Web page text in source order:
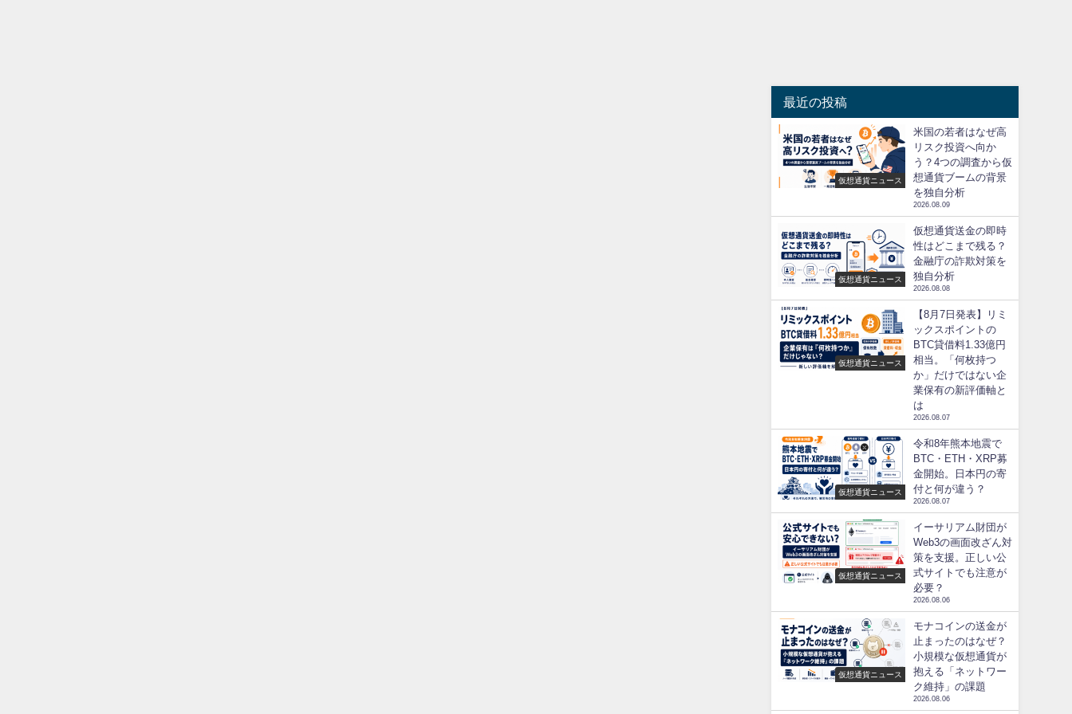
最近の投稿
仮想通貨ニュース
米国の若者はなぜ高
リスク投資へ向か
う？4つの調査から仮
想通貨ブームの背景
を独自分析
2026.08.09
仮想通貨ニュース
仮想通貨送金の即時
性はどこまで残る？
金融庁の詐欺対策を
独自分析
2026.08.08
仮想通貨ニュース
【8月7日発表】リミ
ックスポイントの
BTC貸借料1.33億円
相当。「何枚持つ
か」だけではない企
業保有の新評価軸と
は
2026.08.07
仮想通貨ニュース
令和8年熊本地震で
BTC・ETH・XRP募
金開始。日本円の寄
付と何が違う？
2026.08.07
仮想通貨ニュース
イーサリアム財団が
Web3の画面改ざん対
策を支援。正しい公
式サイトでも注意が
必要？
2026.08.06
仮想通貨ニュース
モナコインの送金が
止まったのはなぜ？
小規模な仮想通貨が
抱える「ネットワー
ク維持」の課題
2026.08.06